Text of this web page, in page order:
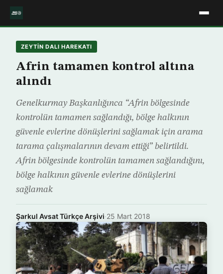
ZEYTIN DALI HAREKATI
Afrin tamamen kontrol altına
alındı
Genelkurmay Başkanlığınca “Afrin bölgesinde
kontrolün tamamen sağlandığı, bölge halkının
güvenle evlerine dönüşlerini sağlamak için arama
tarama çalışmalarının devam ettiği” belirtildi.
Afrin bölgesinde kontrolün tamamen sağlandığını,
bölge halkının güvenle evlerine dönüşlerini
sağlamak
Şarkul Avsat Türkçe Arşivi·25 Mart 2018